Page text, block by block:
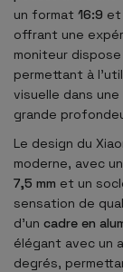
un format 16:9 et
offrant une
moniteur
permettant à
visuelle dans
grande
Le design du
moderne, avec
7,5 mm et un
sensation de
d'un cadre en
élégant avec un
degrés,